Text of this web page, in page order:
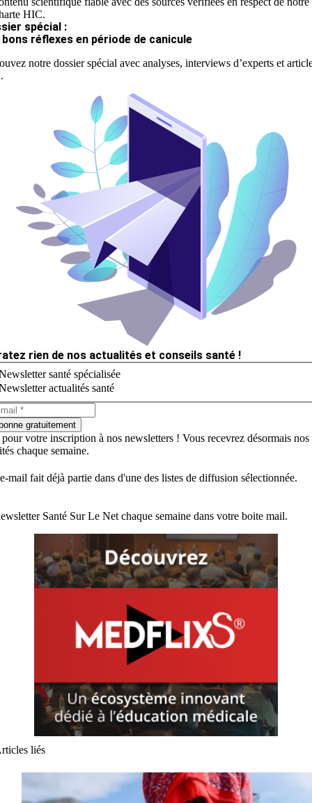
HIC.
spécial :
bons réflexes en période de canicule
notre dossier spécial avec analyses, interviews d’experts et
rien de nos actualités et conseils santé !
santé spécialisée
actualités santé
gratuitement
votre inscription à nos newsletters ! Vous recevrez désormais nos
chaque semaine.
mail fait déjà partie dans d'une des listes de diffusion sélectionnée.
Santé Sur Le Net chaque semaine dans votre boite mail.
liés